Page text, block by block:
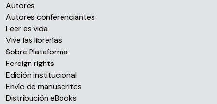
Autores
Autores conferenciantes
Leer es vida
Vive las librerías
Sobre Plataforma
Foreign rights
Edición institucional
Envío de manuscritos
Distribución eBooks